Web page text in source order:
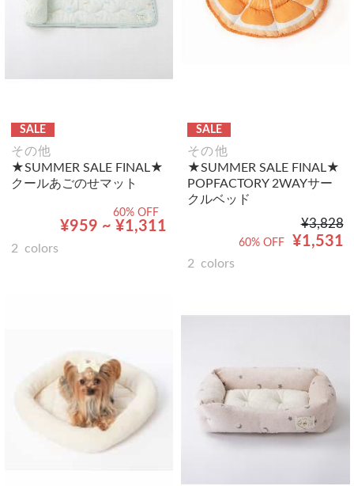
SALE
その他
★SUMMER SALE FINAL★
クールあごのせマット
¥959 ~ ¥1,311
60% OFF
2 colors
SALE
その他
★SUMMER SALE FINAL★
POPFACTORY 2WAYサー
クルベッド
¥3,828
¥1,531
60% OFF
2 colors